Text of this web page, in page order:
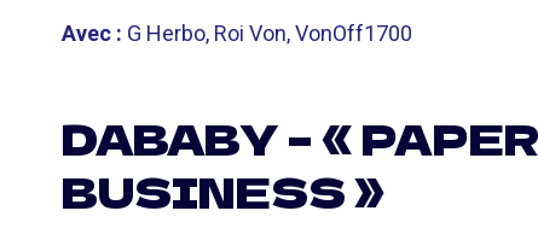
Avec : G Herbo, Roi Von, VonOff1700
DABABY – «
BUSINESS »